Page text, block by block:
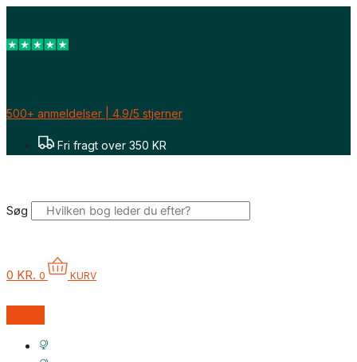
Gå
indholdet
500+ anmeldelser | 4.9/5 stjerner
Fri fragt over 350 KR
Søg
0 KR. 0 KURV